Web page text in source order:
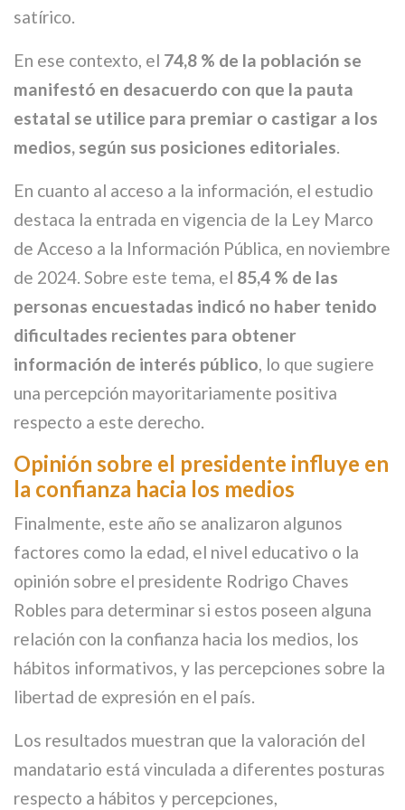
satírico.
En ese contexto, el 74,8 % de la población se
manifestó en desacuerdo con que la pauta
estatal se utilice para premiar o castigar a los
medios, según sus posiciones editoriales.
En cuanto al acceso a la información, el estudio
destaca la entrada en vigencia de la Ley Marco
de Acceso a la Información Pública, en noviembre
de 2024. Sobre este tema, el 85,4 % de las
personas encuestadas indicó no haber tenido
dificultades recientes para obtener
información de interés público, lo que sugiere
una percepción mayoritariamente positiva
respecto a este derecho.
Opinión sobre el presidente influye en
la confianza hacia los medios
Finalmente, este año se analizaron algunos
factores como la edad, el nivel educativo o la
opinión sobre el presidente Rodrigo Chaves
Robles para determinar si estos poseen alguna
relación con la confianza hacia los medios, los
hábitos informativos, y las percepciones sobre la
libertad de expresión en el país.
Los resultados muestran que la valoración del
mandatario está vinculada a diferentes posturas
respecto a hábitos y percepciones,